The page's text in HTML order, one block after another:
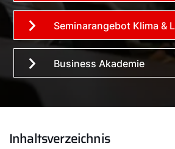
Seminarangebot Klima &
Business Akademie
Inhaltsverzeichnis